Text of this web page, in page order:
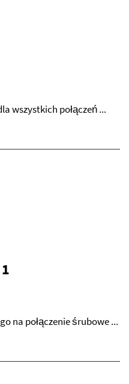
wszystkich połączeń ...
na połączenie śrubowe ...